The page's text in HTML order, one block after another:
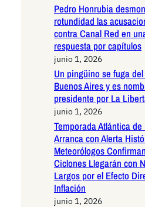
Pedro Honrubia
rotundidad las
contra Canal Red en
respuesta por capítulos
junio 1, 2026
Un pingüino se fuga
Buenos Aires y es
presidente por La
junio 1, 2026
Temporada Atlántica
Arranca con Alerta
Meteorólogos
Ciclones Llegarán con
Largos por el Efecto
Inflación
junio 1, 2026